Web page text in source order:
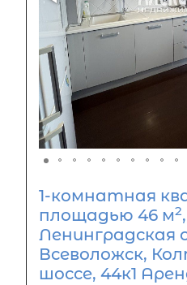
1-комнатная
площадью 46 м2,
Ленинградская
Всеволожск,
шоссе, 44к1